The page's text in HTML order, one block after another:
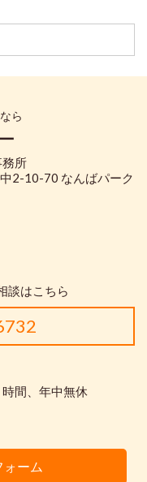
ら
所
2-10-70 なんばパーク
談はこちら
間、年中無休
ーム